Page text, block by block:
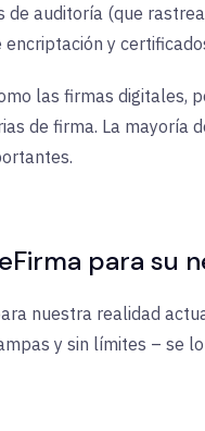
auditoría (que
y
las firmas digitales,
de firma. La
para su
nuestra realidad
y sin límites – se